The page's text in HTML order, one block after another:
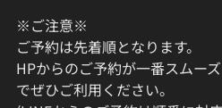
※ご注意※
ご予約は先着順となります。
HPからのご予約が一番スムー
でぜひご利用ください。